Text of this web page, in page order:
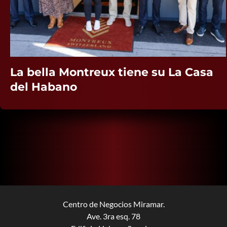
La bella Montreux tiene su La Casa
del Habano
Centro de Negocios Miramar.
Ave. 3ra esq. 78